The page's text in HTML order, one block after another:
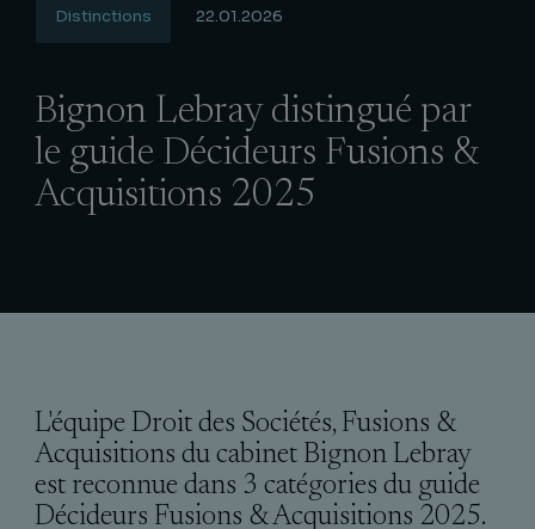
Distinctions 22.01.2026
Bignon Lebray distingué par
le guide Décideurs Fusions &
Acquisitions 2025
L'équipe Droit des Sociétés, Fusions &
Acquisitions du cabinet Bignon Lebray
est reconnue dans 3 catégories du guide
Décideurs Fusions & Acquisitions 2025.